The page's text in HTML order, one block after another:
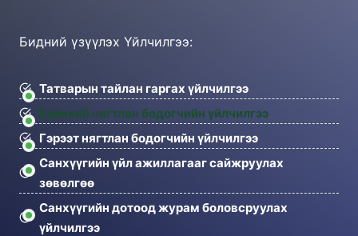
Бидний үзүүлэх Үйлчилгээ:
Татварын тайлан гаргах үйлчилгээ
Ерөнхий нягтлан бодогчийн үйлчилгээ
Гэрээт нягтлан бодогчийн үйлчилгээ
Санхүүгийн үйл ажиллагааг сайжруулах
зөвөлгөө
Санхүүгийн дотоод журам боловсруулах
үйлчилгээ